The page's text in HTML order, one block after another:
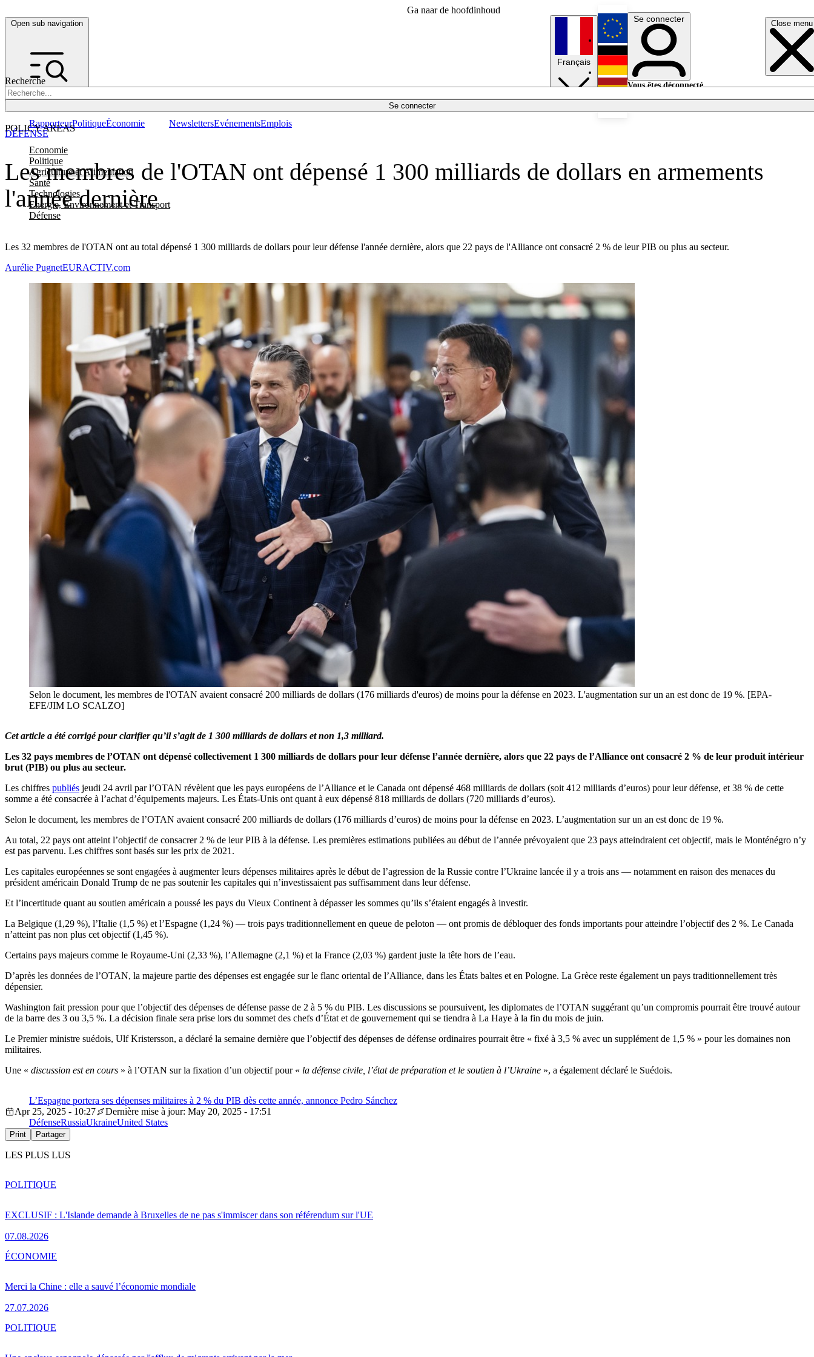
Ga naar de hoofdinhoud
Open sub navigation Close menu
Recherche
Se connecter
POLICY AREAS
Economie
Politique
Agriculture et Alimentation
Santé
Technologies
Energie, Environnement et Transport
Défense
RapporteurPolitiqueÉconomie NewslettersEvénementsEmplois
Français
English
Deutsch
Se connecter
Vous êtes déconnecté.
Les membres de l'OTAN ont dépensé 1 300 milliards de dollars en armements
l'année dernière
Les 32 membres de l'OTAN ont au total dépensé 1 300 milliards de dollars pour leur défense l'année dernière, alors que 22 pays de l'Alliance ont consacré 2 % de leur PIB ou plus au secteur.
DÉFENSE
Aurélie PugnetEURACTIV.com
Selon le document, les membres de l'OTAN avaient consacré 200 milliards de dollars (176 milliards d'euros) de moins pour la défense en 2023. L'augmentation sur un an est donc de 19 %. [EPA-
EFE/JIM LO SCALZO]
Cet article a été corrigé pour clarifier qu’il s’agit de 1 300 milliards de dollars et non 1,3 milliard.
Les 32 pays membres de l’OTAN ont dépensé collectivement 1 300 milliards de dollars pour leur défense l’année dernière, alors que 22 pays de l’Alliance ont consacré 2 % de leur produit intérieur
brut (PIB) ou plus au secteur.
Les chiffres publiés jeudi 24 avril par l’OTAN révèlent que les pays européens de l’Alliance et le Canada ont dépensé 468 milliards de dollars (soit 412 milliards d’euros) pour leur défense, et 38 % de cette
somme a été consacrée à l’achat d’équipements majeurs. Les États-Unis ont quant à eux dépensé 818 milliards de dollars (720 milliards d’euros).
Selon le document, les membres de l’OTAN avaient consacré 200 milliards de dollars (176 milliards d’euros) de moins pour la défense en 2023. L’augmentation sur un an est donc de 19 %.
Au total, 22 pays ont atteint l’objectif de consacrer 2 % de leur PIB à la défense. Les premières estimations publiées au début de l’année prévoyaient que 23 pays atteindraient cet objectif, mais le Monténégro n’y
est pas parvenu. Les chiffres sont basés sur les prix de 2021.
Les capitales européennes se sont engagées à augmenter leurs dépenses militaires après le début de l’agression de la Russie contre l’Ukraine lancée il y a trois ans — notamment en raison des menaces du
président américain Donald Trump de ne pas soutenir les capitales qui n’investissaient pas suffisamment dans leur défense.
Et l’incertitude quant au soutien américain a poussé les pays du Vieux Continent à dépasser les sommes qu’ils s’étaient engagés à investir.
La Belgique (1,29 %), l’Italie (1,5 %) et l’Espagne (1,24 %) — trois pays traditionnellement en queue de peloton — ont promis de débloquer des fonds importants pour atteindre l’objectif des 2 %. Le Canada
n’atteint pas non plus cet objectif (1,45 %).
Certains pays majeurs comme le Royaume-Uni (2,33 %), l’Allemagne (2,1 %) et la France (2,03 %) gardent juste la tête hors de l’eau.
D’après les données de l’OTAN, la majeure partie des dépenses est engagée sur le flanc oriental de l’Alliance, dans les États baltes et en Pologne. La Grèce reste également un pays traditionnellement très
dépensier.
Washington fait pression pour que l’objectif des dépenses de défense passe de 2 à 5 % du PIB. Les discussions se poursuivent, les diplomates de l’OTAN suggérant qu’un compromis pourrait être trouvé autour
de la barre des 3 ou 3,5 %. La décision finale sera prise lors du sommet des chefs d’État et de gouvernement qui se tiendra à La Haye à la fin du mois de juin.
Le Premier ministre suédois, Ulf Kristersson, a déclaré la semaine dernière que l’objectif des dépenses de défense ordinaires pourrait être « fixé à 3,5 % avec un supplément de 1,5 % » pour les domaines non
militaires.
Une « discussion est en cours » à l’OTAN sur la fixation d’un objectif pour « la défense civile, l’état de préparation et le soutien à l’Ukraine », a également déclaré le Suédois.
L’Espagne portera ses dépenses militaires à 2 % du PIB dès cette année, annonce Pedro Sánchez
Apr 25, 2025 - 10:27
Dernière mise à jour: May 20, 2025 - 17:51
DéfenseRussiaUkraineUnited States
Print Partager
LES PLUS LUS
EXCLUSIF : L'Islande demande à Bruxelles de ne pas s'immiscer dans son référendum sur l'UE
07.08.2026
POLITIQUE
Merci la Chine : elle a sauvé l’économie mondiale
27.07.2026
ÉCONOMIE
POLITIQUE